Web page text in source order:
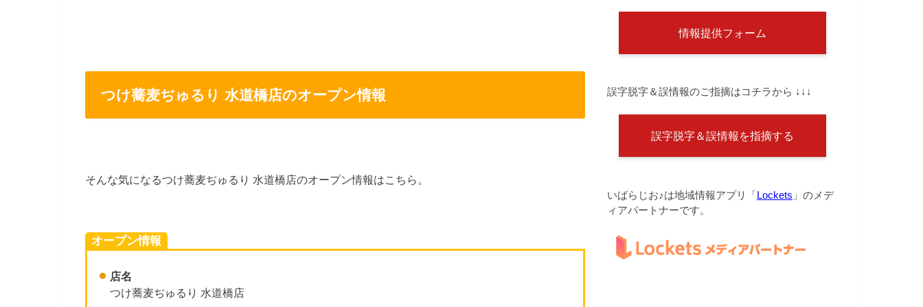
つけ蕎麦ぢゅるり 水道橋店のオープン情報
そんな気になるつけ蕎麦ぢゅるり 水道橋店のオープン情報はこちら。
オープン情報
店名
つけ蕎麦ぢゅるり 水道橋店
情報提供フォーム
誤字脱字＆誤情報のご指摘はコチラから ↓↓↓
誤字脱字＆誤情報を指摘する
いばらじお♪は地域情報アプリ「 Lockets 」のメデ
ィアパートナーです。